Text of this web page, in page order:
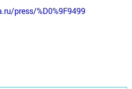
press/%D0%9F9499